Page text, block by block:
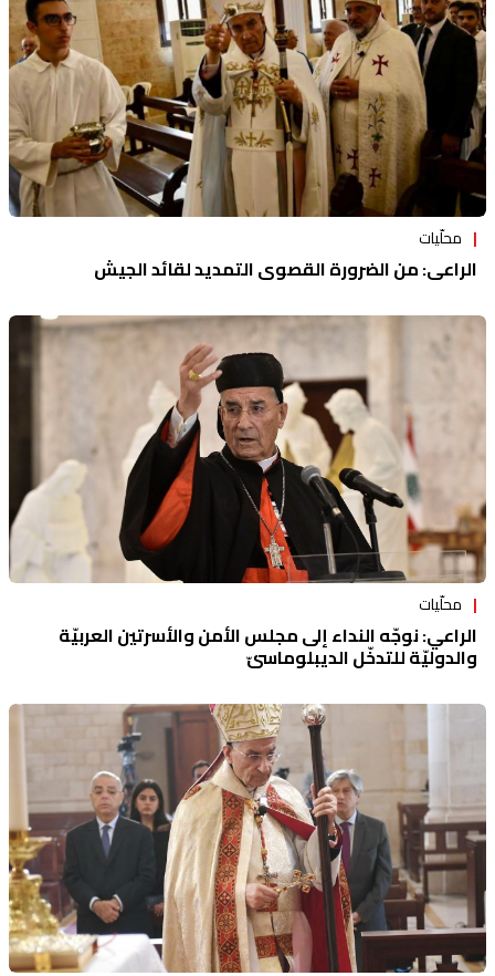
محلّيات
الراعي: من الضرورة القصوى التمديد لقائد الجيش
محلّيات
الراعي: نوجّه النداء إلى مجلس الأمن والأسرتين العربيّة
والدوليّة للتدخّل الديبلوماسيّ